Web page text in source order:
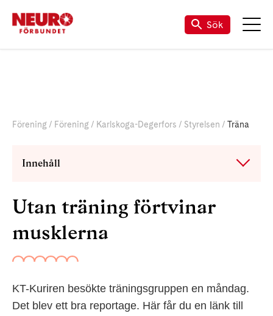
Sök
Förening Förening Karlskoga-Degerfors Styrelsen Träna
Innehåll
Utan träning förtvinar
musklerna
KT-Kuriren besökte träningsgruppen en måndag.
Det blev ett bra reportage. Här får du en länk till